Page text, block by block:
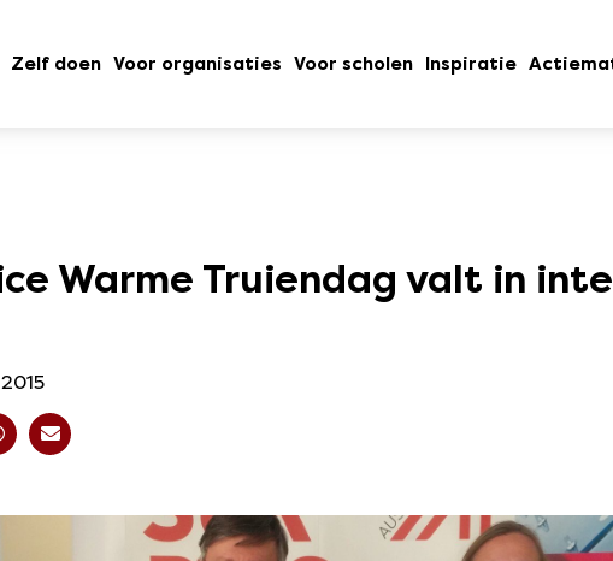
Zelf doen Voor organisaties Voor scholen Inspiratie
Warme Truiendag valt in